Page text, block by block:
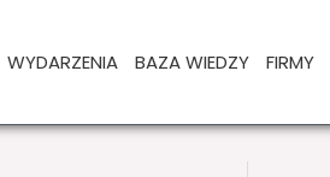
WYDARZENIA BAZA WIEDZY FIRMY